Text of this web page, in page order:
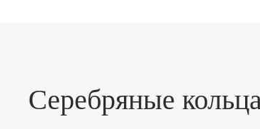
Серебряные